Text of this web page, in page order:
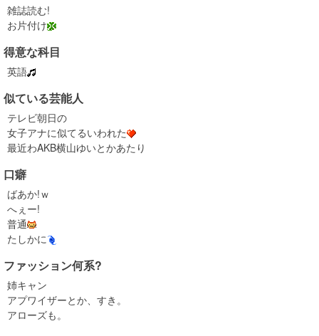
雑誌読む!
お片付け
得意な科目
英語
似ている芸能人
テレビ朝日の
女子アナに似てるいわれた
最近わAKB横山ゆいとかあたり
口癖
ばあか!ｗ
へぇー!
普通
たしかに
ファッション何系?
姉キャン
アプワイザーとか、すき。
アローズも。